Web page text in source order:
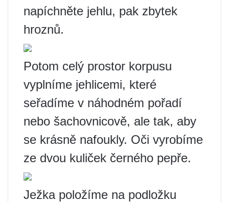
napíchněte jehlu, pak zbytek
hroznů.
Potom celý prostor korpusu
vyplníme jehlicemi, které
seřadíme v náhodném pořadí
nebo šachovnicově, ale tak, aby
se krásně nafoukly. Oči vyrobíme
ze dvou kuliček černého pepře.
Ježka položíme na podložku